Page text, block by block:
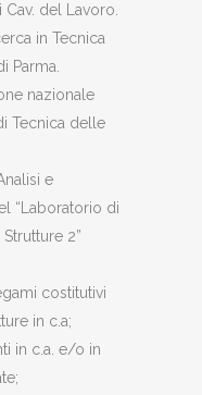
del Lavoro.
in Tecnica
Parma.
nazionale
Tecnica delle
e
“Laboratorio di
2”
costitutivi
in c.a;
in c.a. e/o in